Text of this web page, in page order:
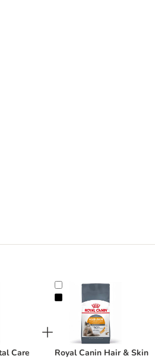
Care Crocchette per gatto
Care
Royal Canin Hair & Skin
Royal Canin Hair & Skin